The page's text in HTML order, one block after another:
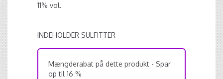
11% vol.
INDEHOLDER SULFITTER
Mængderabat på dette produkt - Spar
op til 16 %